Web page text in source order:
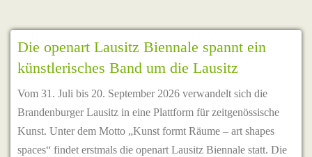
Die openart Lausitz Biennale spannt ein
künstlerisches Band um die Lausitz
Vom 31. Juli bis 20. September 2026 verwandelt sich die
Brandenburger Lausitz in eine Plattform für zeitgenössische
Kunst. Unter dem Motto „Kunst formt Räume – art shapes
spaces“ findet erstmals die openart Lausitz Biennale statt. Die